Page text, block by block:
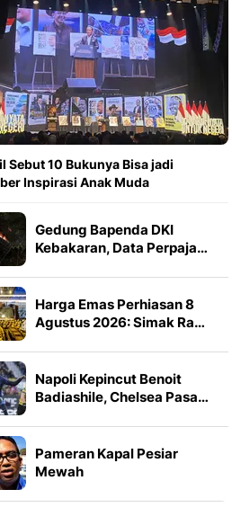
Sebut 10 Bukunya Bisa jadi
Inspirasi Anak Muda
Gedung Bapenda DKI
Kebakaran, Data Perpaja…
Harga Emas Perhiasan 8
Agustus 2026: Simak Ra…
Napoli Kepincut Benoit
Badiashile, Chelsea Pasa…
Pameran Kapal Pesiar
Mewah